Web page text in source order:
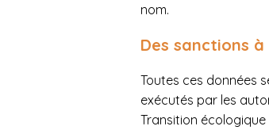
nom.
Des sanctions
Toutes ces données
exécutés par les
Transition écologique